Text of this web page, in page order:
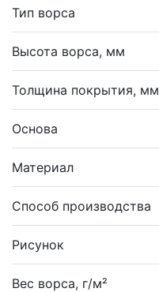
Тип ворса
Высота ворса, мм
Толщина покрытия, мм
Основа
Материал
Способ производства
Рисунок
Вес ворса, г/м²